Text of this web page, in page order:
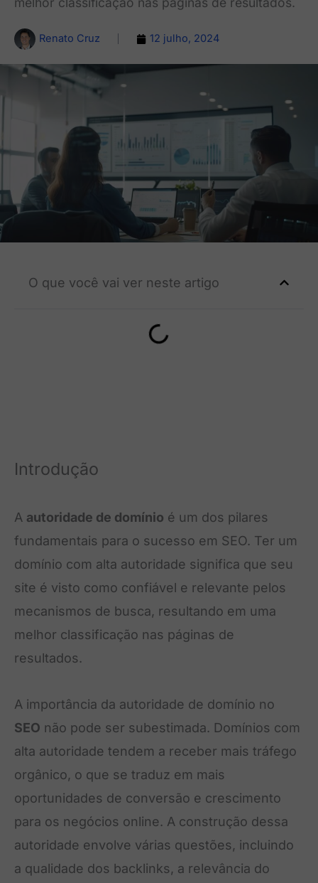
Renato Cruz 12 julho, 2024
O que você vai ver neste artigo
Introdução
A autoridade de domínio é um dos pilares
fundamentais para o sucesso em SEO. Ter um
domínio com alta autoridade significa que seu
site é visto como confiável e relevante pelos
mecanismos de busca, resultando em uma
melhor classificação nas páginas de
resultados.
A importância da autoridade de domínio no
SEO não pode ser subestimada. Domínios com
alta autoridade tendem a receber mais tráfego
orgânico, o que se traduz em mais
oportunidades de conversão e crescimento
para os negócios online. A construção dessa
autoridade envolve várias questões, incluindo
a qualidade dos backlinks, a relevância do